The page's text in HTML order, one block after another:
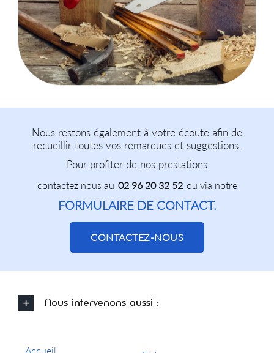
Nous restons également à votre écoute afin de
recueillir toutes vos remarques et suggestions.
Pour profiter de nos prestations
contactez nous au 02 96 20 32 52 ou via notre
FORMULAIRE DE CONTACT.
CONTACTEZ-NOUS
Nous intervenons aussi :
Accueil